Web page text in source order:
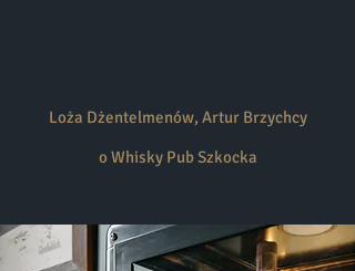
Loża Dżentelmenów, Artur Brzychcy
o Whisky Pub Szkocka